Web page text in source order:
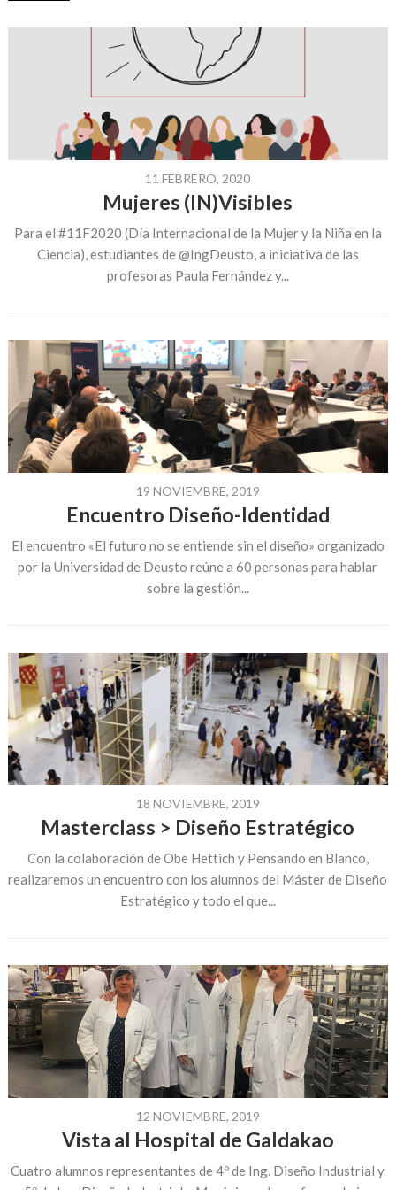
11 FEBRERO, 2020
Mujeres (IN)Visibles
Para el #11F2020 (Día Internacional de la Mujer y la Niña en la
Ciencia), estudiantes de @IngDeusto, a iniciativa de las
profesoras Paula Fernández y...
19 NOVIEMBRE, 2019
Encuentro Diseño-Identidad
El encuentro «El futuro no se entiende sin el diseño» organizado
por la Universidad de Deusto reúne a 60 personas para hablar
sobre la gestión...
18 NOVIEMBRE, 2019
Masterclass > Diseño Estratégico
Con la colaboración de Obe Hettich y Pensando en Blanco,
realizaremos un encuentro con los alumnos del Máster de Diseño
Estratégico y todo el que...
12 NOVIEMBRE, 2019
Vista al Hospital de Galdakao
Cuatro alumnos representantes de 4º de Ing. Diseño Industrial y